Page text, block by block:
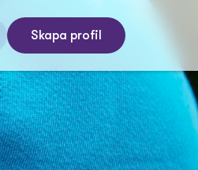
Skapa profil